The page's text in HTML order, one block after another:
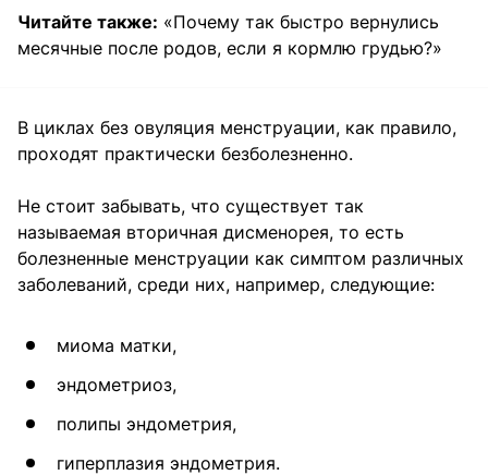
Читайте также: «Почему так быстро вернулись
месячные после родов, если я кормлю грудью?»
В циклах без овуляция менструации, как правило,
проходят практически безболезненно.
Не стоит забывать, что существует так
называемая вторичная дисменорея, то есть
болезненные менструации как симптом различных
заболеваний, среди них, например, следующие:
миома матки,
эндометриоз,
полипы эндометрия,
гиперплазия эндометрия.